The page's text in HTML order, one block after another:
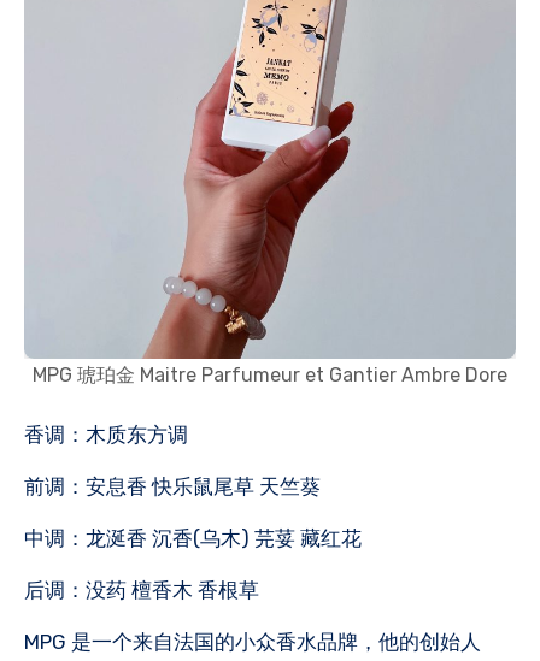
MPG 琥珀金 Maitre Parfumeur et Gantier Ambre Dore
香调：木质东方调
前调：安息香 快乐鼠尾草 天竺葵
中调：龙涎香 沉香(乌木) 芫荽 藏红花
后调：没药 檀香木 香根草
MPG 是一个来自法国的小众香水品牌，他的创始人